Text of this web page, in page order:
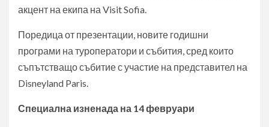
акцент на екипа на Visit Sofia.
Поредица от презентации, новите годишни
програми на туроператори и събития, сред които
съпътстващо събитие с участие на представител на
Disneyland Paris.
Специална изненада на 14 февруари